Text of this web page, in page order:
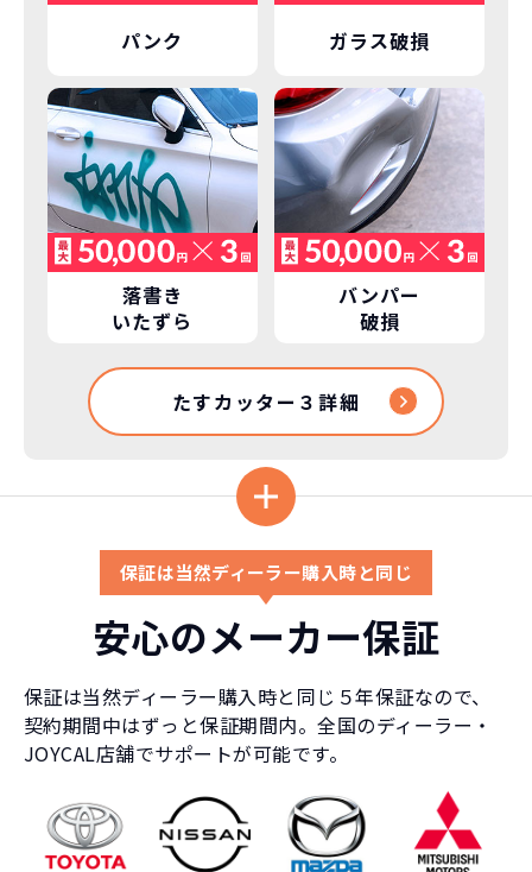
パンク ガラス破損
落書き
いたずら
バンパー
破損
たすカッター３詳細
保証は当然ディーラー購入時と同じ
安心のメーカー保証
保証は当然ディーラー購入時と同じ５年保証なので、
契約期間中はずっと保証期間内。全国のディーラー・
JOYCAL店舗でサポートが可能です。